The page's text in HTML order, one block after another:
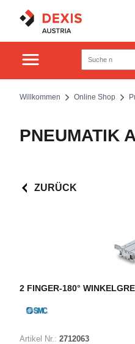
Willkommen Online Shop
PNEUMATIK
ZURÜCK
2 FINGER-180°
Artikel Nr.: 2712063